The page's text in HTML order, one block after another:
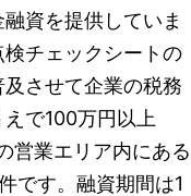
資を提供していま
チェックシートの
させて企業の税務
で100万円以上
営業エリア内にある
です。融資期間は1